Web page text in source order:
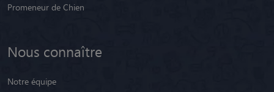
Promeneur de Chien
Nous connaître
Notre équipe